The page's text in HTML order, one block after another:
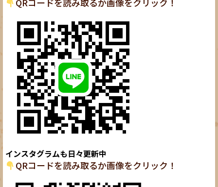
インスタグラムも日々更新中
QRコードを読み取るか画像をクリック！